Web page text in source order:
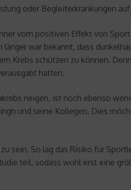
oder Begleiterkrankungen auf
vom positiven Effekt von
war bekannt, dass
Krebs schützen zu können.
hatten.
neigen, ist noch ebenso
und seine Kollegen. Dies
sein. So lag das Risiko für
teil, sodass wohl erst eine